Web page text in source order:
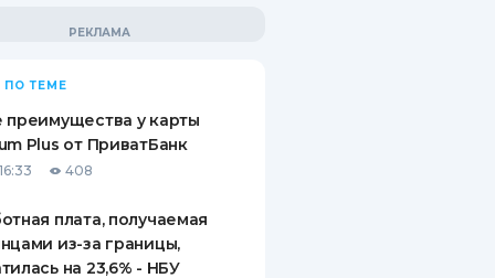
ВИНЬЕТКА
СОТРУДНИКОВ
ОТ
СЛУЧАЕВ
ВОПРОСЫ И ОТВЕТЫ
ПУТЕВОДИТЕЛИ ПО
ПО ТЕМЕ
преимущества у карты
Plus от ПриватБанк
408
плата, получаемая
из-за границы,
на 23,6% - НБУ